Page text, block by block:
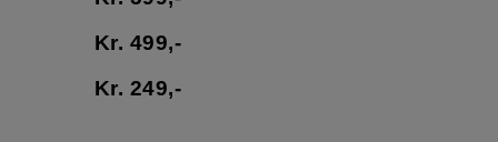
Kr. 499,-
Kr. 249,-